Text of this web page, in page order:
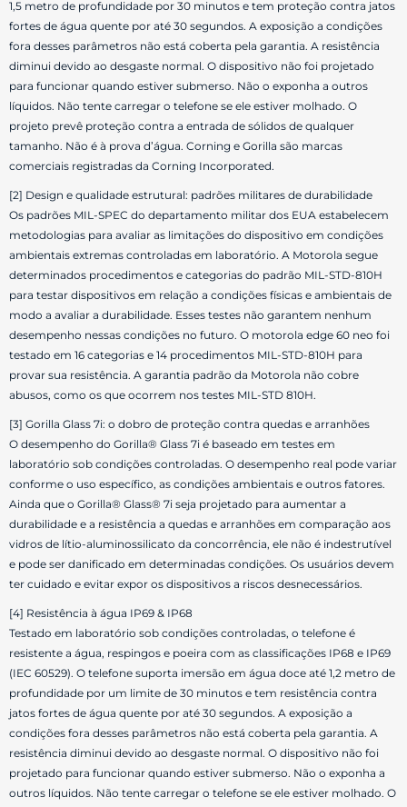
1,5 metro de profundidade por 30 minutos e tem proteção contra jatos
fortes de água quente por até 30 segundos. A exposição a condições
fora desses parâmetros não está coberta pela garantia. A resistência
diminui devido ao desgaste normal. O dispositivo não foi projetado
para funcionar quando estiver submerso. Não o exponha a outros
líquidos. Não tente carregar o telefone se ele estiver molhado. O
projeto prevê proteção contra a entrada de sólidos de qualquer
tamanho. Não é à prova d’água. Corning e Gorilla são marcas
comerciais registradas da Corning Incorporated.
[2] Design e qualidade estrutural: padrões militares de durabilidade
Os padrões MIL-SPEC do departamento militar dos EUA estabelecem
metodologias para avaliar as limitações do dispositivo em condições
ambientais extremas controladas em laboratório. A Motorola segue
determinados procedimentos e categorias do padrão MIL-STD-810H
para testar dispositivos em relação a condições físicas e ambientais de
modo a avaliar a durabilidade. Esses testes não garantem nenhum
desempenho nessas condições no futuro. O motorola edge 60 neo foi
testado em 16 categorias e 14 procedimentos MIL-STD-810H para
provar sua resistência. A garantia padrão da Motorola não cobre
abusos, como os que ocorrem nos testes MIL-STD 810H.
[3] Gorilla Glass 7i: o dobro de proteção contra quedas e arranhões
O desempenho do Gorilla® Glass 7i é baseado em testes em
laboratório sob condições controladas. O desempenho real pode variar
conforme o uso específico, as condições ambientais e outros fatores.
Ainda que o Gorilla® Glass® 7i seja projetado para aumentar a
durabilidade e a resistência a quedas e arranhões em comparação aos
vidros de lítio-aluminossilicato da concorrência, ele não é indestrutível
e pode ser danificado em determinadas condições. Os usuários devem
ter cuidado e evitar expor os dispositivos a riscos desnecessários.
[4] Resistência à água IP69 & IP68
Testado em laboratório sob condições controladas, o telefone é
resistente a água, respingos e poeira com as classificações IP68 e IP69
(IEC 60529). O telefone suporta imersão em água doce até 1,2 metro de
profundidade por um limite de 30 minutos e tem resistência contra
jatos fortes de água quente por até 30 segundos. A exposição a
condições fora desses parâmetros não está coberta pela garantia. A
resistência diminui devido ao desgaste normal. O dispositivo não foi
projetado para funcionar quando estiver submerso. Não o exponha a
outros líquidos. Não tente carregar o telefone se ele estiver molhado. O